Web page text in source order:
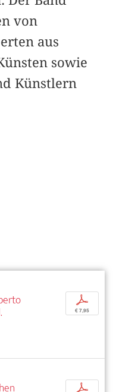
von
aus
sowie
Künstlern
p
€ 7,95
p